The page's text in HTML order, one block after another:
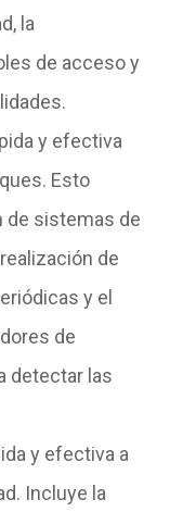
la
de acceso y
y efectiva
Esto
de sistemas de
de
y el
de
detectar las
y efectiva a
Incluye la